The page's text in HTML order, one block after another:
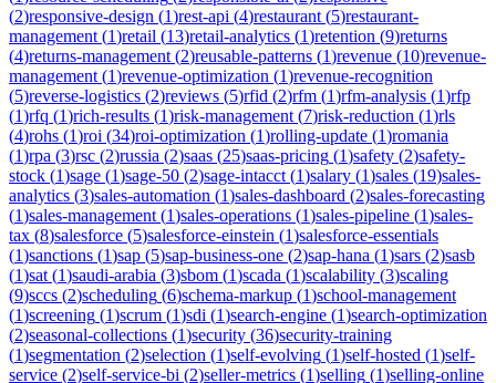
(2)responsive-design (1)rest-api (4)restaurant (5)restaurant-
management (1)retail (13)retail-analytics (1)retention (9)returns
(4)returns-management (2)reusable-patterns (1)revenue (10)revenue-
management (1)revenue-optimization (1)revenue-recognition
(5)reverse-logistics (2)reviews (5)rfid (2)rfm (1)rfm-analysis (1)rfp
(1)rfq (1)rich-results (1)risk-management (7)risk-reduction (1)rls
(4)rohs (1)roi (34)roi-optimization (1)rolling-update (1)romania
(1)rpa (3)rsc (2)russia (2)saas (25)saas-pricing (1)safety (2)safety-
stock (1)sage (1)sage-50 (2)sage-intacct (1)salary (1)sales (19)sales-
analytics (3)sales-automation (1)sales-dashboard (2)sales-forecasting
(1)sales-management (1)sales-operations (1)sales-pipeline (1)sales-
tax (8)salesforce (5)salesforce-einstein (1)salesforce-essentials
(1)sanctions (1)sap (5)sap-business-one (2)sap-hana (1)sars (2)sasb
(1)sat (1)saudi-arabia (3)sbom (1)scada (1)scalability (3)scaling
(9)sccs (2)scheduling (6)schema-markup (1)school-management
(1)screening (1)scrum (1)sdi (1)search-engine (1)search-optimization
(2)seasonal-collections (1)security (36)security-training
(1)segmentation (2)selection (1)self-evolving (1)self-hosted (1)self-
service (2)self-service-bi (2)seller-metrics (1)selling (1)selling-online